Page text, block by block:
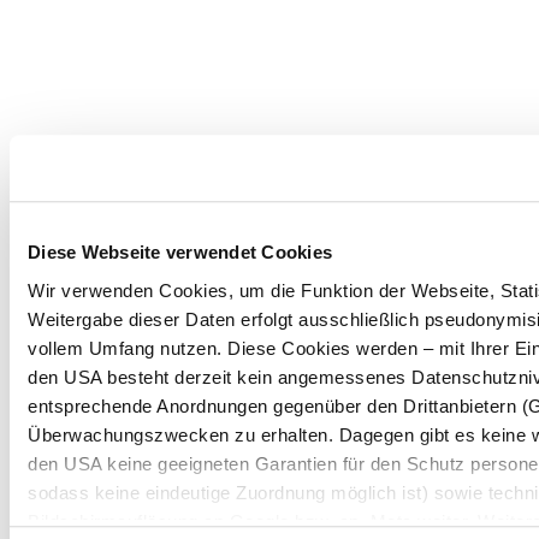
Diese Webseite verwendet Cookies
Wir verwenden Cookies, um die Funktion der Webseite,
Weitergabe dieser Daten erfolgt ausschließlich
vollem Umfang nutzen. Diese Cookies werden – mit Ihrer
den USA besteht derzeit kein angemessenes
entsprechende Anordnungen gegenüber den Drittanbietern
Überwachungszwecken zu erhalten. Dagegen gibt es
den USA keine geeigneten Garantien für den Schutz
sodass keine eindeutige Zuordnung möglich ist) sowie
Bildschirmauflösung an Google bzw. an. Meta weiter.